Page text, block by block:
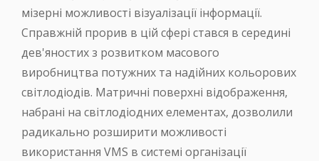
мізерні можливості візуалізації інформації.
Справжній прорив в цій сфері стався в середині
дев'яностих з розвитком масового
виробництва потужних та надійних кольорових
світлодіодів. Матричні поверхні відображення,
набрані на світлодіодних елементах, дозволили
радикально розширити можливості
використання VMS в системі організації